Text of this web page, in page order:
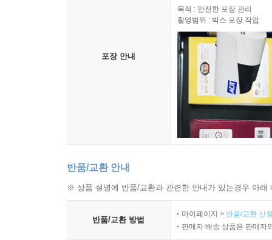
포장 안내
목적 : 안전한 포장 관리
촬영범위 : 박스 포장 작업
반품/교환 안내
※ 상품 설명에 반품/교환과 관련한 안내가 있는경우 아
반품/교환 방법
마이페이지 > 반품/교환 신
판매자 배송 상품은 판매자